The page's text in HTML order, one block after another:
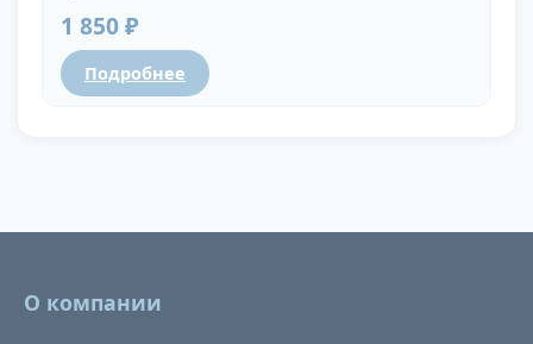
1 850 ₽
Подробнее
О компании